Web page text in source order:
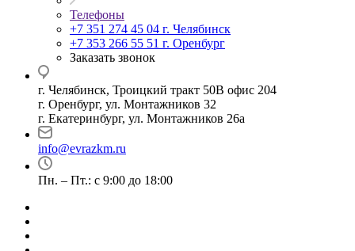
Телефоны
+7 351 274 45 04 г. Челябинск
+7 353 266 55 51 г. Оренбург
Заказать звонок
г. Челябинск, Троицкий тракт 50В офис 204
г. Оренбург, ул. Монтажников 32
г. Екатеринбург, ул. Монтажников 26а
info@evrazkm.ru
Пн. – Пт.: с 9:00 до 18:00